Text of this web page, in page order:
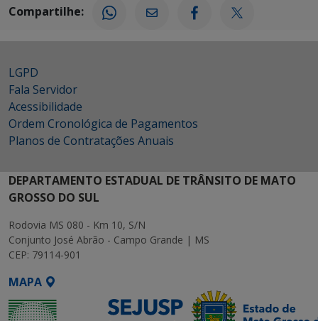
Compartilhe:
LGPD
Fala Servidor
Acessibilidade
Ordem Cronológica de Pagamentos
Planos de Contratações Anuais
DEPARTAMENTO ESTADUAL DE TRÂNSITO DE MATO
GROSSO DO SUL
Rodovia MS 080 - Km 10, S/N
Conjunto José Abrão - Campo Grande | MS
CEP: 79114-901
MAPA